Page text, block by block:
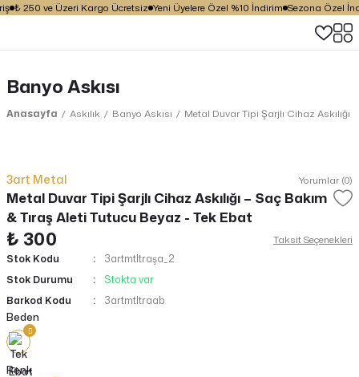
₺ 250 ve Üzeri Kargo Ücretsiz Yeni Üyelere Özel %10 İndirim Sezona Özel
Banyo Askısı
Anasayfa Askılık Banyo Askısı Metal Duvar Tipi Şarjlı Cihaz Askılığı
3art Metal Yorumlar (0)
Metal Duvar Tipi Şarjlı Cihaz Askılığı – Saç Bakım
& Tıraş Aleti Tutucu Beyaz - Tek Ebat
₺ 300
Taksit Seçenekleri
Stok Kodu
3artmtltraşa_2
Stok Durumu
Stokta var
Barkod Kodu
3artmtltraab
Beden
Renk